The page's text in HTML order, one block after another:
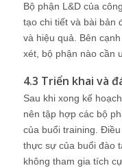
Bộ phận L&D của
tạo chi tiết và bài bản
và hiệu quả. Bên
xét, bộ phận nào cần
4.3 Triển khai và
Sau khi xong kế
nên tập hợp các bộ
của buổi training.
thực sự của buổi đào
không tham gia tích